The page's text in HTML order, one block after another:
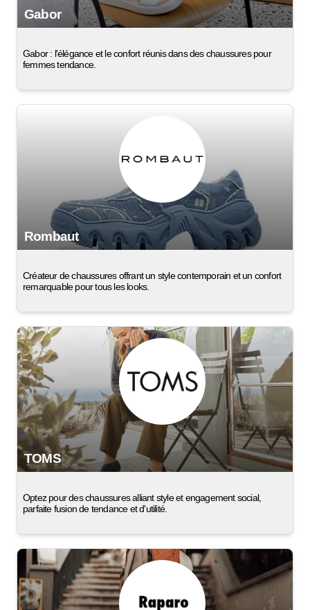
Gabor
Gabor : l'élégance et le confort réunis dans des chaussures pour
femmes tendance.
Rombaut
Créateur de chaussures offrant un style contemporain et un confort
remarquable pour tous les looks.
TOMS
Optez pour des chaussures alliant style et engagement social,
parfaite fusion de tendance et d'utilité.